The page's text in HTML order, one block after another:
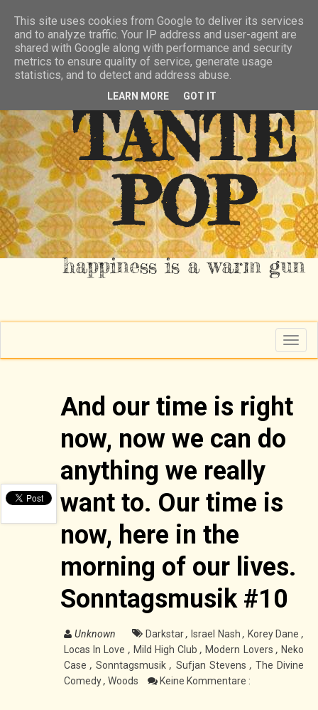
RSS FEED
TANTE
POP
happiness is a warm gun
T
o
g
a
v
And our time is right
now, now we can do
anything we really
want to. Our time is
now, here in the
morning of our lives.
Sonntagsmusik #10
Unknown Darkstar, Israel Nash, Korey Dane,
Locas In Love , Mild High Club, Modern Lovers , Neko
Case,Sonntagsmusik, Sufjan Stevens , The Divine
Comedy, Woods Keine Kommentare :
This site uses cookies from Google to deliver its services
and to analyze traffic. Your IP address and user-agent are
shared with Google along with performance and security
metrics to ensure quality of service, generate usage
statistics, and to detect and address abuse.
LEARN MORE GOT IT